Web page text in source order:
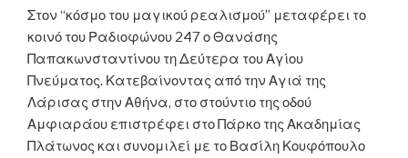
Στον “κόσμο του μαγικού ρεαλισμού” μεταφέρει το
κοινό του Ραδιοφώνου 247 ο Θανάσης
Παπακωνσταντίνου τη Δεύτερα του Αγίου
Πνεύματος. Κατεβαίνοντας από την Αγιά της
Λάρισας στην Αθήνα, στο στούντιο της οδού
Αμφιαράου επιστρέφει στο Πάρκο της Ακαδημίας
Πλάτωνος και συνομιλεί με το Βασίλη Κουφόπουλο